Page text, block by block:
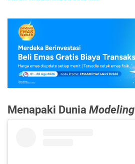
Menapaki Dunia Modeling